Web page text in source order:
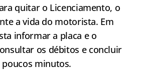
quitar o Licenciamento, o
a vida do motorista. Em
informar a placa e o
os débitos e concluir
minutos.